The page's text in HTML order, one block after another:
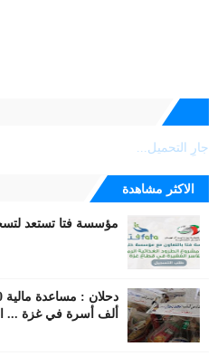
جارٍ التحميل...
الاكثر مشاهدة
مؤسسة فتا تستعد
ألف أسرة في غزة ...